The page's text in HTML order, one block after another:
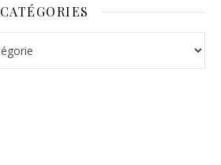
CATÉGORIES